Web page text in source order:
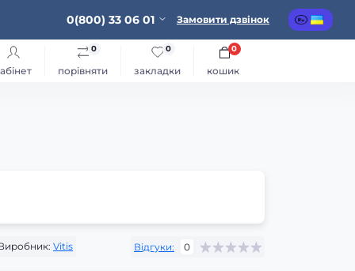
0(800) 33 06 01 Замовити дзвінок
порівняти
0
закладки
0
кошик
0
Vitis Відгуки: 0